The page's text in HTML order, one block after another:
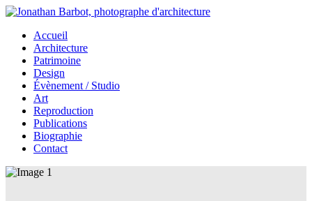
Accueil
Architecture
Patrimoine
Design
Évènement / Studio
Art
Reproduction
Publications
Biographie
Contact